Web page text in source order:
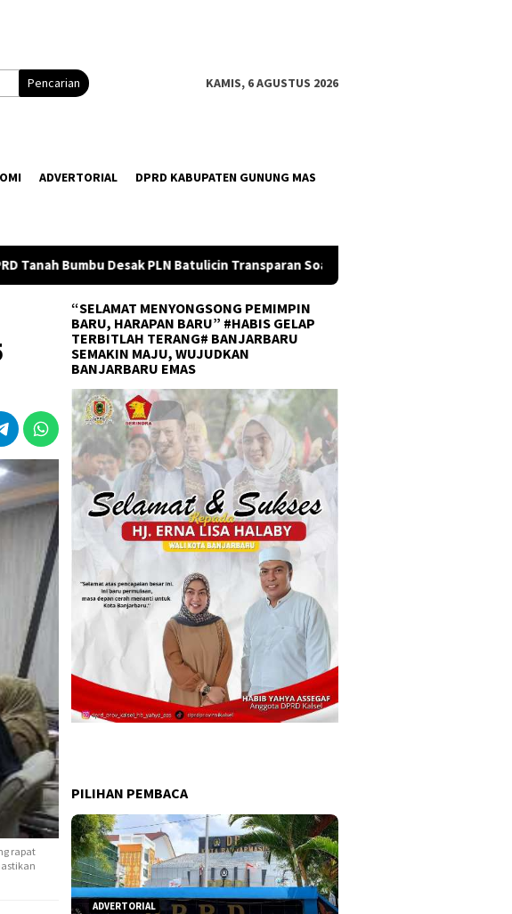
Pencarian KAMIS, 6 AGUSTUS 2026
ADVERTORIAL DPRD KABUPATEN GUNUNG MAS
Batulicin Transparan Soal Pemadaman Listrik Bergilir
rapat
“SELAMAT MENYONGSONG PEMIMPIN
BARU, HARAPAN BARU” #HABIS GELAP
TERBITLAH TERANG# BANJARBARU
SEMAKIN MAJU, WUJUDKAN
BANJARBARU EMAS
PILIHAN PEMBACA
ADVERTORIAL